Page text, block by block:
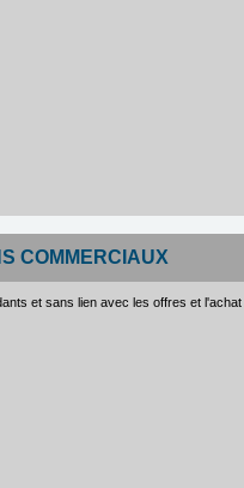
COMMERCIAUX
et sans lien avec les offres et l'achat